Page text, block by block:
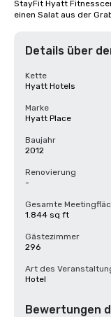
StayFit Hyatt
einen Salat aus der
Details über
Kette
Hyatt Hotels
Marke
Hyatt Place
Baujahr
2012
Renovierung
-
Gesamte
1.844 sq ft
Gästezimmer
296
Art des
Hotel
Bewertungen